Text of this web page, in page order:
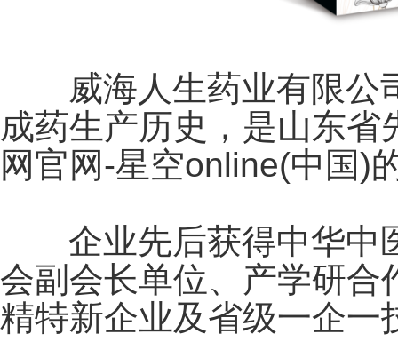
威海人生药业有限公
成药生产历史，是山东
网官网-星空online(中国)
企业先后获得中华中
会副会长单位、产学研合
精特新企业及省级一企一